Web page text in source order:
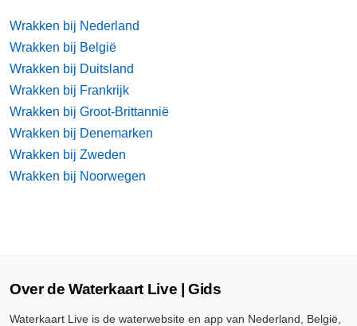
Wrakken bij Nederland
Wrakken bij België
Wrakken bij Duitsland
Wrakken bij Frankrijk
Wrakken bij Groot-Brittannië
Wrakken bij Denemarken
Wrakken bij Zweden
Wrakken bij Noorwegen
Over de Waterkaart Live | Gids
Waterkaart Live is de waterwebsite en app van Nederland, België,